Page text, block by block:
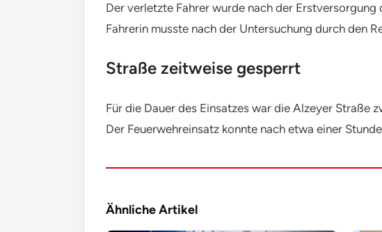
Der verletzte Fahrer wurde nach der
Fahrerin musste nach der Untersuchung durch den
Straße zeitweise gesperrt
Für die Dauer des Einsatzes war die Alzeyer
Der Feuerwehreinsatz konnte nach etwa einer
Ähnliche Artikel